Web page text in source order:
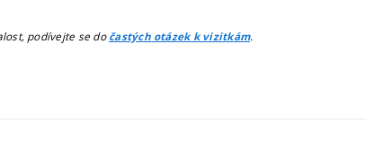
podívejte se dočastých otázek k vizitkám.